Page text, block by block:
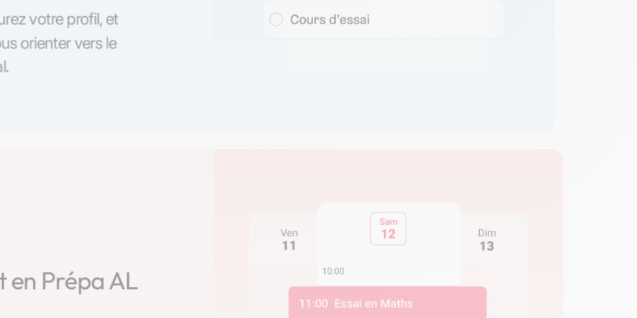
votre profil, et
orienter vers le
en Prépa AL